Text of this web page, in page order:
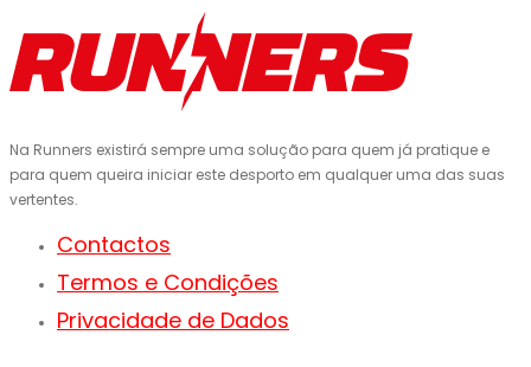
Na Runners existirá sempre uma solução para quem já pratique e
para quem queira iniciar este desporto em qualquer uma das suas
vertentes.
Contactos
Termos e Condições
Privacidade de Dados